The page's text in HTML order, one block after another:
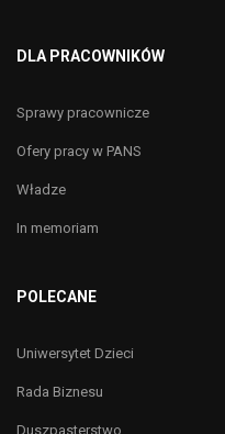
DLA PRACOWNIKÓW
Sprawy pracownicze
Ofery pracy w PANS
Władze
In memoriam
POLECANE
Uniwersytet Dzieci
Rada Biznesu
Duszpasterstwo